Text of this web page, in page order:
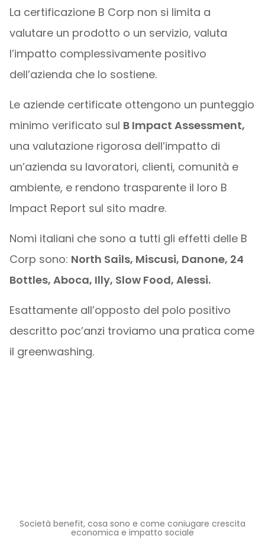
La certificazione B Corp non si limita a
valutare un prodotto o un servizio, valuta
l’impatto complessivamente positivo
dell’azienda che lo sostiene.
Le aziende certificate ottengono un punteggio
minimo verificato sul B Impact Assessment,
una valutazione rigorosa dell’impatto di
un’azienda su lavoratori, clienti, comunità e
ambiente, e rendono trasparente il loro B
Impact Report sul sito madre.
Nomi italiani che sono a tutti gli effetti delle B
Corp sono: North Sails, Miscusi, Danone, 24
Bottles, Aboca, Illy, Slow Food, Alessi.
Esattamente all’opposto del polo positivo
descritto poc’anzi troviamo una pratica come
il greenwashing.
Società benefit, cosa sono e come coniugare crescita
economica e impatto sociale